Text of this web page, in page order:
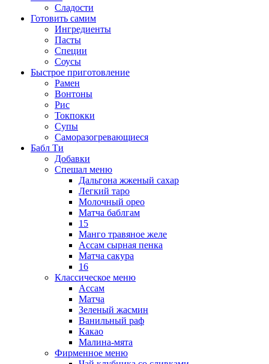
Сладости
Готовить самим
Ингредиенты
Пасты
Специи
Соусы
Быстрое приготовление
Рамен
Вонтоны
Рис
Токпокки
Супы
Саморазогревающиеся
Бабл Ти
Добавки
Спешал меню
Дальгона жженый сахар
Легкий таро
Молочный орео
Матча баблгам
15
Манго травяное желе
Ассам сырная пенка
Матча сакура
16
Классическое меню
Ассам
Матча
Зеленый жасмин
Ванильный раф
Какао
Малина-мята
Фирменное меню